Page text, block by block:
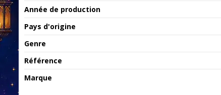
Année de production
Pays d'origine
Genre
Référence
Marque